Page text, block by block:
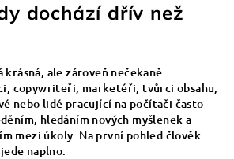
dochází dřív než
ale zároveň nečekaně
copywriteři, marketéři, tvůrci obsahu,
nebo lidé pracující na počítači často
hledáním nových myšlenek a
mezi úkoly. Na první pohled člověk
naplno.